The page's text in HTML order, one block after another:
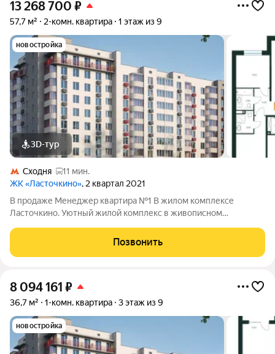
13 268 700 ₽
57,7 м² 2-комн. квартира 1 этаж из 9
новостройка
3D-тур
Сходня
11 мин.
ЖК «Ласточкино», 2 квартал 2021
В продаже Менеджер квартира №1 В жилом комплексе
Ласточкино. Уютный жилой комплекс в живописном
Первомайской. Проект сочетает в себе гармонию природы и
современные городские удобства, создавая
Позвонить
8 094 161 ₽
36,7 м² 1-комн. квартира 3 этаж из 9
новостройка